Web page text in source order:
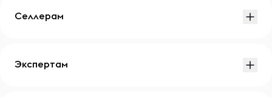
Селлерам
Экспертам